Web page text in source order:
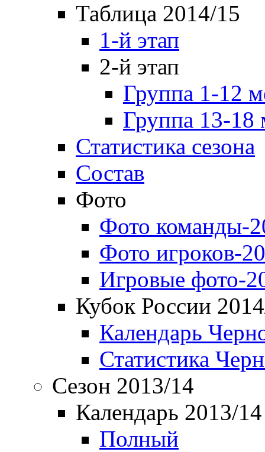
Таблица 2014/15
1-й этап
2-й этап
Группа 1-12
Группа 13-18
Статистика сезона
Состав
Фото
Фото команды-
Фото игроков-
Игровые фото-
Кубок России
Календарь
Статистика
Сезон 2013/14
Календарь 2013/14
Полный